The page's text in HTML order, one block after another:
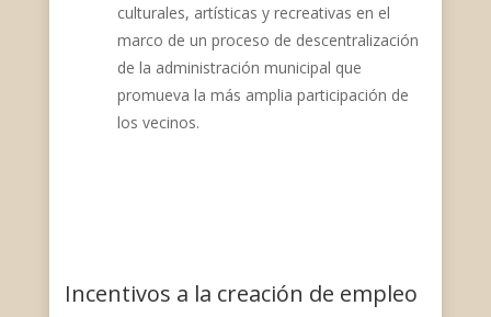
culturales, artísticas y recreativas en el
marco de un proceso de descentralización
de la administración municipal que
promueva la más amplia participación de
los vecinos.
Incentivos a la creación de empleo